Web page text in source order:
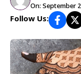
On: September
Follow Us: